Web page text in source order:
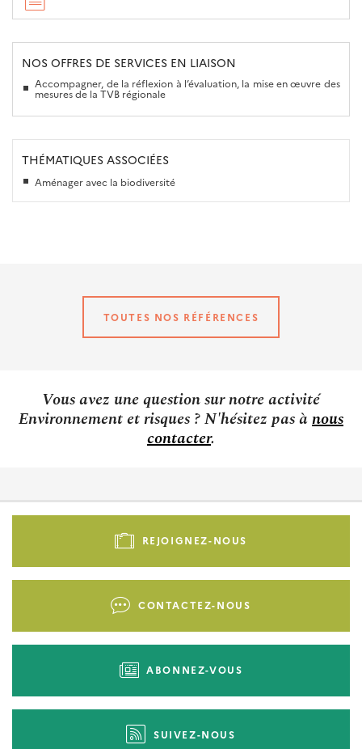
NOS OFFRES DE SERVICES EN LIAISON
Accompagner, de la réflexion à l’évaluation, la mise en œuvre des
mesures de la TVB régionale
THÉMATIQUES ASSOCIÉES
Aménager avec la biodiversité
TOUTES NOS RÉFÉRENCES
Vous avez une question sur notre activité
Environnement et risques ? N'hésitez pas ànous
contacter.
Pied
-
REJOIGNEZ-NOUS
CONTACTEZ-NOUS
ABONNEZ-VOUS
SUIVEZ-NOUS